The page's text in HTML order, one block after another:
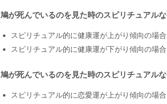
鳩が死んでいるのを見た時のスピリチュアル
スピリチュアル的に健康運が上がり傾向の場合
スピリチュアル的に健康運が下がり傾向の場合
鳩が死んでいるのを見た時のスピリチュアル
スピリチュアル的に恋愛運が上がり傾向の場合